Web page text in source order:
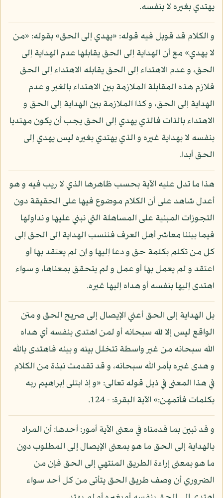
يهتدي بغيره لا بنفسه.
و الكلام قد قوبل فيه قوله: «يهدي إلى الحق» بقوله: «من
لا يهدي» مع أن الهداية إلى الحق يقابلها عدم الهداية إلى
الحق، و عدم الاهتداء إلى الحق يقابله الاهتداء إلى الحق
فلازم هذه المقابلة الملازمة بين الاهتداء بالغير و عدم
الهداية إلى الحق، و كذا الملازمة بين الهداية إلى الحق و
الاهتداء بالذات فالذي يهدي إلى الحق يجب أن يكون مهتديا
بنفسه لا بهداية غيره و الذي يهتدي بغيره ليس يهدي إلى
الحق أبدا.
هذا ما تدل عليه الآية بحسب ظاهرها الذي لا ريب فيه و هو
أعدل شاهد على أن الكلام موضوع فيها على الحقيقة دون
التجوزات المبنية على المساهلة التي نبني عليها و نداولها
فيما بيننا معاشر أهل العرف فننسب الهداية إلى الحق إلى
كل من تكلم بكلمة حق و دعا إليها و إن لم يعتقد بها أو
اعتقد و لم يعمل بها أو عمل و لم يتحقق بمعناها، و سواء
اهتدى إليها بنفسه أو هداه إليها غيره.
بل الهداية إلى الحق أعني الإيصال إلى صريح الحق و متن
الواقع ليس إلا لله سبحانه أو لمن اهتدى بنفسه أي هداه
الله سبحانه من غير واسطة تتخلل بينه و بينه فاهتدى بالله
و هدى غيره بأمر الله سبحانه، و قد تقدمت نبذة من الكلام
في هذا المعنى في ذيل قوله تعالى: «و إذ ابتلى إبراهيم ربه
بكلمات فأتمهن:» الآية البقرة: - 124.
و قد تبين بما قدمناه في معنى الآية أمور: أحدها: أن المراد
بالهداية إلى الحق ما هو بمعنى الإيصال إلى المطلوب دون
ما هو بمعنى إراءة الطريق المنتهي إلى الحق فإن من
الضروري أن وصف طريق الحق يتأتى من كل أحد سواء